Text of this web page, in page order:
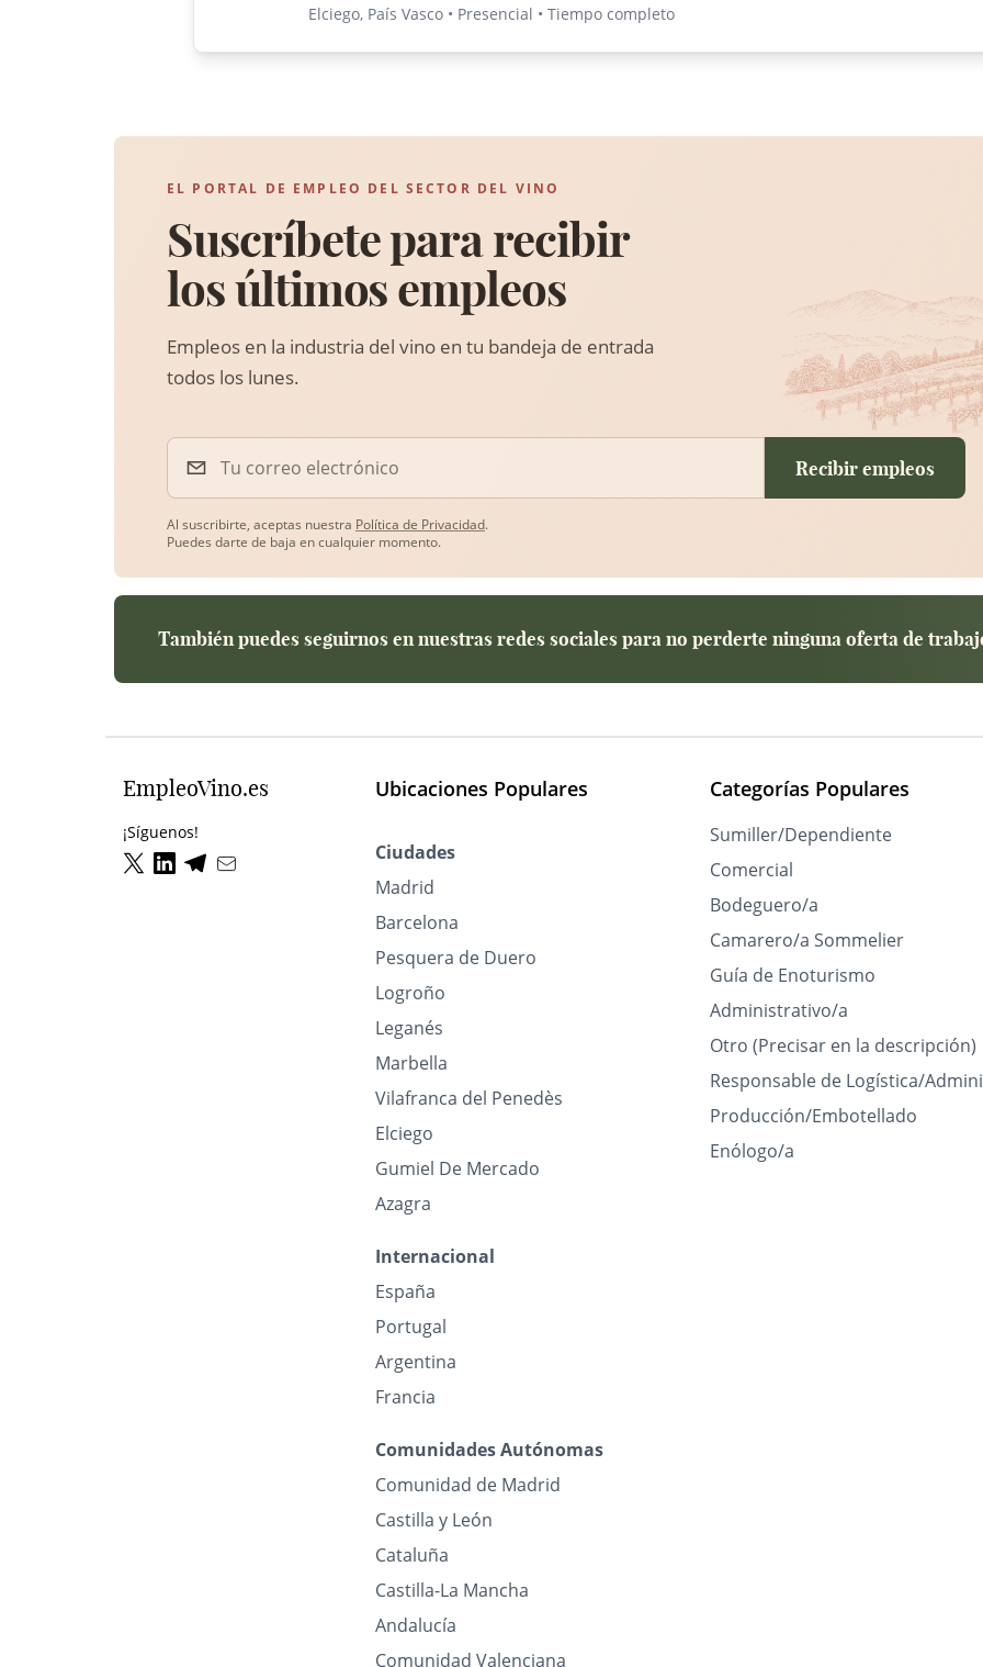
Elciego, País Vasco • Presencial • Tiempo completo
EL PORTAL DE EMPLEO DEL SECTOR DEL VINO
Suscríbete para recibir
los últimos empleos
Empleos en la industria del vino en tu bandeja de entrada
todos los lunes.
Tu correo electrónico Recibir empleos
Al suscribirte, aceptas nuestra Política de Privacidad.
Puedes darte de baja en cualquier momento.
También puedes seguirnos en nuestras redes sociales para no perderte ninguna oferta de
EmpleoVino.es
¡Síguenos!
Ubicaciones Populares
Ciudades
Madrid
Barcelona
Pesquera de Duero
Logroño
Leganés
Marbella
Vilafranca del Penedès
Elciego
Gumiel De Mercado
Azagra
Internacional
España
Portugal
Argentina
Francia
Comunidades Autónomas
Comunidad de Madrid
Castilla y León
Cataluña
Castilla-La Mancha
Andalucía
Comunidad Valenciana
Categorías Populares
Sumiller/Dependiente
Comercial
Bodeguero/a
Camarero/a Sommelier
Guía de Enoturismo
Administrativo/a
Otro (Precisar en la descripción)
Responsable de Logística/
Producción/Embotellado
Enólogo/a